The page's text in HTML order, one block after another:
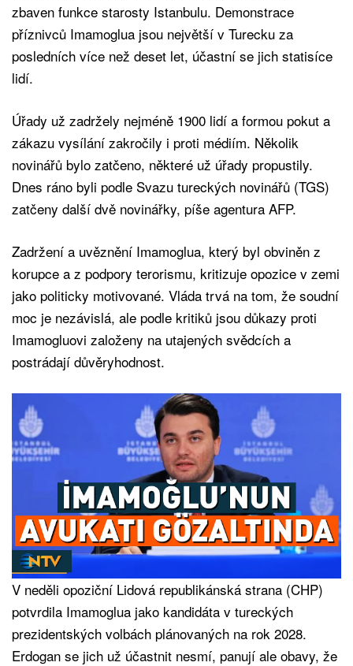
zbaven funkce starosty Istanbulu. Demonstrace
příznivců Imamoglua jsou největší v Turecku za
posledních více než deset let, účastní se jich statisíce
lidí.
Úřady už zadržely nejméně 1900 lidí a formou pokut a
zákazu vysílání zakročily i proti médiím. Několik
novinářů bylo zatčeno, některé už úřady propustily.
Dnes ráno byli podle Svazu tureckých novinářů (TGS)
zatčeny další dvě novinářky, píše agentura AFP.
Zadržení a uvěznění Imamoglua, který byl obviněn z
korupce a z podpory terorismu, kritizuje opozice v zemi
jako politicky motivované. Vláda trvá na tom, že soudní
moc je nezávislá, ale podle kritiků jsou důkazy proti
Imamogluovi založeny na utajených svědcích a
postrádají důvěryhodnost.
V neděli opoziční Lidová republikánská strana (CHP)
potvrdila Imamoglua jako kandidáta v tureckých
prezidentských volbách plánovaných na rok 2028.
Erdogan se jich už účastnit nesmí, panují ale obavy, že